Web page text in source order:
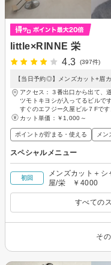
little×RINNE 栄
4.3
(397件)
【当日予約◎】メンズカット+眉
アクセス：３番出口から出て、
ツモトキヨシが入ってるビルで
すぐのエフジー久屋ビル７Fです
カット単価： ￥1,000～
ポイントが貯まる・使える メン
スペシャルメニュー
初回
メンズカット＋
屋/栄 ￥4000
すべての
そ